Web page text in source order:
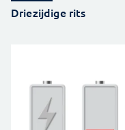
Driezijdige rits